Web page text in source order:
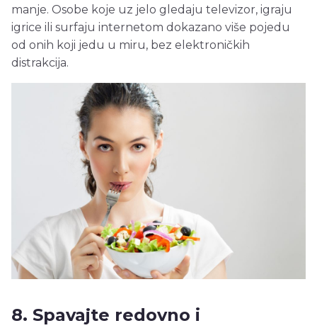
manje. Osobe koje uz jelo gledaju televizor, igraju
igrice ili surfaju internetom dokazano više pojedu
od onih koji jedu u miru, bez elektroničkih
distrakcija.
8. Spavajte redovno i